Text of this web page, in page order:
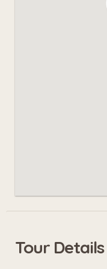
Balisage:
(panneau
Altitude min.:
Altitude max.:
Départ:
Tour Details